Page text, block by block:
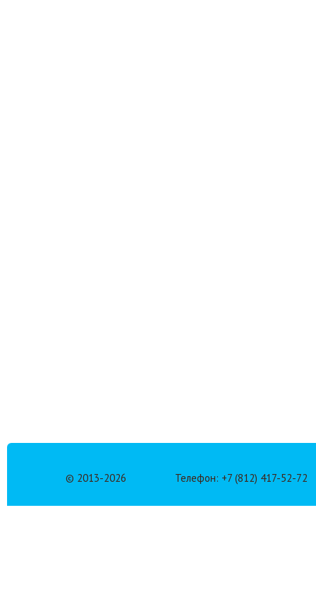
© 2013-2026 Телефон: +7 (812) 417-52-72